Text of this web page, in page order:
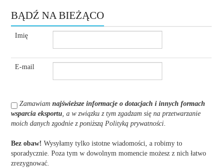
BĄDŹ NA BIEŻĄCO
Imię
E-mail
Zamawiamnajświeższe informacje o dotacjach i innych formach
wsparcia eksportu, a w związku z tym zgadzam się na przetwarzanie
moich danych zgodnie z poniższą Polityką prywatności.
Bez obaw! Wysyłamy tylko istotne wiadomości, a robimy to
sporadycznie. Poza tym w dowolnym momencie możesz z nich łatwo
zrezygnować.